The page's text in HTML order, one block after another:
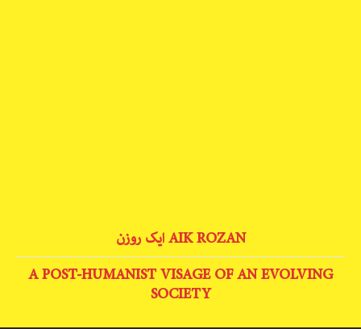
AIK ROZAN ایک روزن
A POST-HUMANIST VISAGE OF AN EVOLVING
SOCIETY